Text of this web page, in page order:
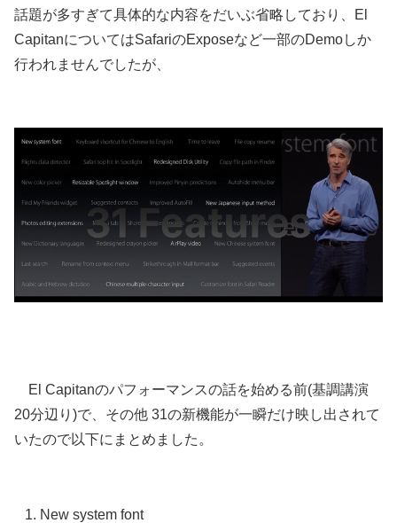
話題が多すぎて具体的な内容をだいぶ省略しており、El
CapitanについてはSafariのExposeなど一部のDemoしか
行われませんでしたが、
El Capitanのパフォーマンスの話を始める前(基調講演
20分辺り)で、その他 31の新機能が一瞬だけ映し出されて
いたので以下にまとめました。
New system font